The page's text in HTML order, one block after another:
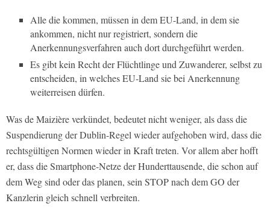
Alle die kommen, müssen in dem EU-Land, in dem sie
ankommen, nicht nur registriert, sondern die
Anerkennungsverfahren auch dort durchgeführt werden.
Es gibt kein Recht der Flüchtlinge und Zuwanderer, selbst zu
entscheiden, in welches EU-Land sie bei Anerkennung
weiterreisen dürfen.
Was de Maizière verkündet, bedeutet nicht weniger, als dass die
Suspendierung der Dublin-Regel wieder aufgehoben wird, dass die
rechtsgültigen Normen wieder in Kraft treten. Vor allem aber hofft
er, dass die Smartphone-Netze der Hunderttausende, die schon auf
dem Weg sind oder das planen, sein STOP nach dem GO der
Kanzlerin gleich schnell verbreiten.